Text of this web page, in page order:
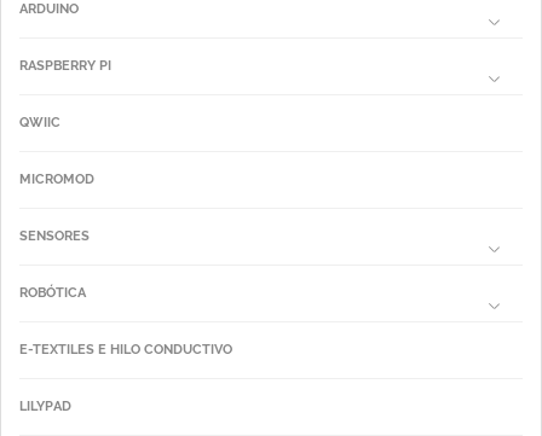
ARDUINO
RASPBERRY PI
QWIIC
MICROMOD
SENSORES
ROBÓTICA
E-TEXTILES E HILO CONDUCTIVO
LILYPAD